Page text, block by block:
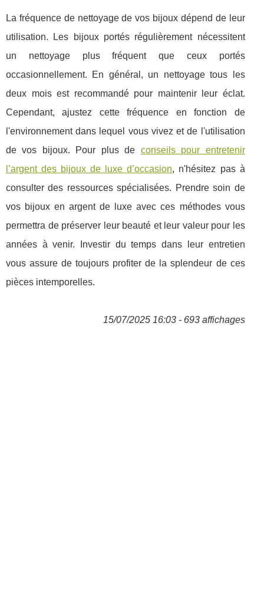
La fréquence de nettoyage de vos bijoux dépend de leur
utilisation. Les bijoux portés régulièrement nécessitent
un nettoyage plus fréquent que ceux portés
occasionnellement. En général, un nettoyage tous les
deux mois est recommandé pour maintenir leur éclat.
Cependant, ajustez cette fréquence en fonction de
l'environnement dans lequel vous vivez et de l'utilisation
de vos bijoux. Pour plus de conseils pour entretenir
l’argent des bijoux de luxe d’occasion, n'hésitez pas à
consulter des ressources spécialisées. Prendre soin de
vos bijoux en argent de luxe avec ces méthodes vous
permettra de préserver leur beauté et leur valeur pour les
années à venir. Investir du temps dans leur entretien
vous assure de toujours profiter de la splendeur de ces
pièces intemporelles.
15/07/2025 16:03 - 693 affichages